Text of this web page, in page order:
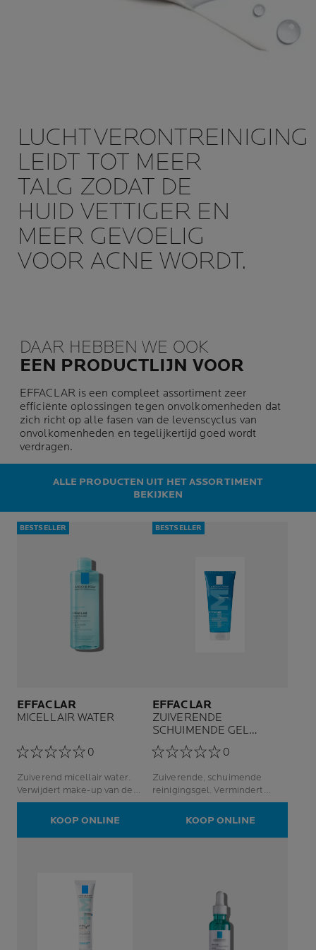
LUCHTVERONTREINIGING
LEIDT TOT MEER
TALG ZODAT DE
HUID VETTIGER EN
MEER GEVOELIG
VOOR ACNE WORDT.
DAAR HEBBEN WE OOK
EEN PRODUCTLIJN VOOR
EFFACLAR is een compleet assortiment zeer
efficiënte oplossingen tegen onvolkomenheden dat
zich richt op alle fasen van de levenscyclus van
onvolkomenheden en tegelijkertijd goed wordt
verdragen.
ALLE PRODUCTEN UIT HET ASSORTIMENT
BEKIJKEN
BESTSELLER
EFFACLAR
MICELLAIR WATER
0
Zuiverend micellair water.
Verwijdert make-up van de
vettige en gevoelige huid.
KOOP ONLINE
BESTSELLER
EFFACLAR
ZUIVERENDE
SCHUIMENDE GEL
NAVULBAAR
0
Zuiverende, schuimende
reinigingsgel. Vermindert
onzuiverheden, verwijdert
overtollig talg.KOOP ONLINE